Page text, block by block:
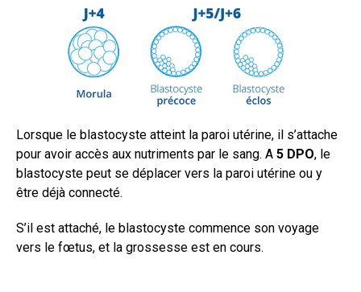
Lorsque le blastocyste atteint la paroi utérine, il s’attache
pour avoir accès aux nutriments par le sang. A 5 DPO, le
blastocyste peut se déplacer vers la paroi utérine ou y
être déjà connecté.
S’il est attaché, le blastocyste commence son voyage
vers le fœtus, et la grossesse est en cours.